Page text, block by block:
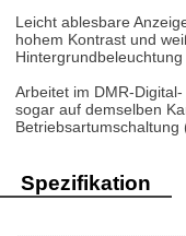
Leicht ablesbare
hohem Kontrast und
Hintergrundbeleuchtung
Arbeitet im DMR-
sogar auf demselben
Betriebsartumschaltung
Spezifikation